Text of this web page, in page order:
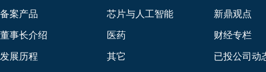
备案产品
董事长介绍
发展历程
芯片与人工智能
医药
其它
新鼎观点
财经专栏
已投公司动